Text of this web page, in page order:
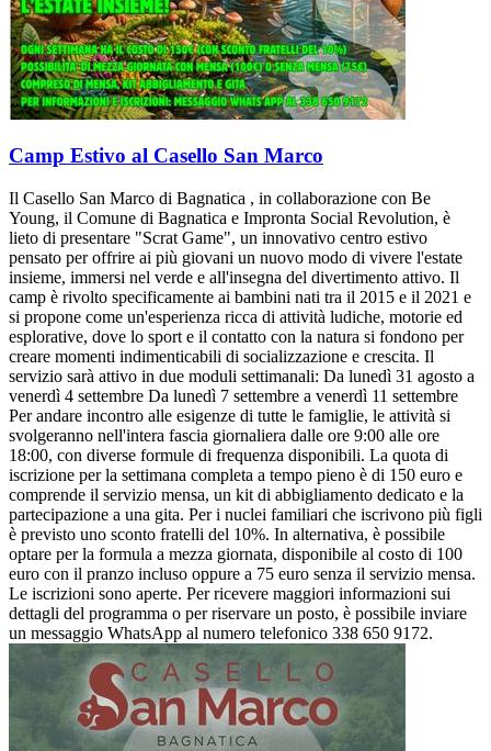
Camp Estivo al Casello San Marco
Il Casello San Marco di Bagnatica , in collaborazione con Be
Young, il Comune di Bagnatica e Impronta Social Revolution, è
lieto di presentare "Scrat Game", un innovativo centro estivo
pensato per offrire ai più giovani un nuovo modo di vivere l'estate
insieme, immersi nel verde e all'insegna del divertimento attivo. Il
camp è rivolto specificamente ai bambini nati tra il 2015 e il 2021 e
si propone come un'esperienza ricca di attività ludiche, motorie ed
esplorative, dove lo sport e il contatto con la natura si fondono per
creare momenti indimenticabili di socializzazione e crescita. Il
servizio sarà attivo in due moduli settimanali: Da lunedì 31 agosto a
venerdì 4 settembre Da lunedì 7 settembre a venerdì 11 settembre
Per andare incontro alle esigenze di tutte le famiglie, le attività si
svolgeranno nell'intera fascia giornaliera dalle ore 9:00 alle ore
18:00, con diverse formule di frequenza disponibili. La quota di
iscrizione per la settimana completa a tempo pieno è di 150 euro e
comprende il servizio mensa, un kit di abbigliamento dedicato e la
partecipazione a una gita. Per i nuclei familiari che iscrivono più figli
è previsto uno sconto fratelli del 10%. In alternativa, è possibile
optare per la formula a mezza giornata, disponibile al costo di 100
euro con il pranzo incluso oppure a 75 euro senza il servizio mensa.
Le iscrizioni sono aperte. Per ricevere maggiori informazioni sui
dettagli del programma o per riservare un posto, è possibile inviare
un messaggio WhatsApp al numero telefonico 338 650 9172.